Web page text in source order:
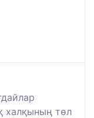
халқының төл